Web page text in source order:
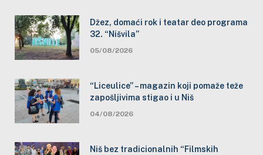
Džez, domaći rok i teatar deo programa
32. “Nišvila”
05/08/2026
“Liceulice” – magazin koji pomaže teže
zapošljivima stigao i u Niš
04/08/2026
Niš bez tradicionalnih “Filmskih